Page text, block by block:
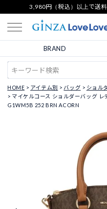
3,980円（税込）以上で送
BRAND
HOME アイテム別 バッグ
ショル
マイケルコース ショルダーバッグ レ
G1WM5B 252 BRN ACORN